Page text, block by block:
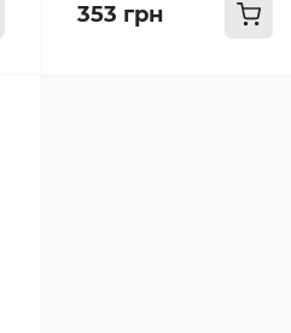
353 грн